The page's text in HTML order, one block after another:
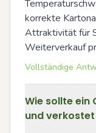
korrekte
Attraktivität für
Weiterverkauf
Vollständige
Wie sollte ein
und